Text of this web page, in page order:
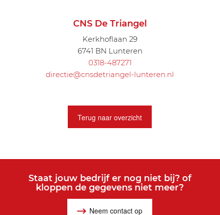
CNS De Triangel
Kerkhoflaan 29
6741 BN Lunteren
0318-487271
directie@cnsdetriangel-lunteren.nl
Terug naar overzicht
Staat jouw bedrijf er nog niet bij? of
kloppen de gegevens niet meer?
Neem contact op